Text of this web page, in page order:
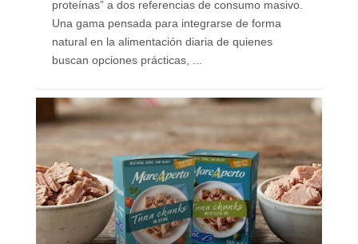
proteínas” a dos referencias de consumo masivo.
Una gama pensada para integrarse de forma
natural en la alimentación diaria de quienes
buscan opciones prácticas, ...